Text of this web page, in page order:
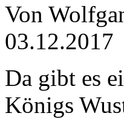
Von
03.12.2017
Da gibt es
Königs